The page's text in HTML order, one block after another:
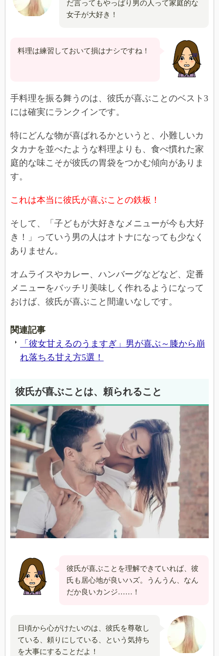
だ言ってもやっぱり男の人って家庭的な
女子が大好き！
料理は練習しておいて損はナシですね！
手料理を振る舞うのは、彼氏が喜ぶことのベスト3
には確実にランクインです。
特にどんな物が喜ばれるかというと、小難しいカ
タカナを並べたような料理よりも、食べ慣れた家
庭的な味こそが彼氏の胃袋をつかむ傾向がありま
す。
これは本当に彼氏が喜ぶことの鉄板！
そして、「子どもが大好きなメニューが今も大好
き！」っていう男の人はオトナになっても少なく
ありません。
オムライスやカレー、ハンバーグなどなど、定番
メニューをバッチリ美味しく作れるようになって
おけば、彼氏が喜ぶこと間違いなしです。
関連記事
「彼女甘えるのうますぎ」男が喜ぶ～膝から崩
れ落ちる甘え方5選！
彼氏が喜ぶことは、頼られること
彼氏が喜ぶことを理解できていれば、彼
氏も居心地が良いハズ。うんうん、なん
だか良いカンジ……！
日頃から心がけたいのは、彼氏を尊敬し
ている、頼りにしている、という気持ち
を大事にすることだよ！